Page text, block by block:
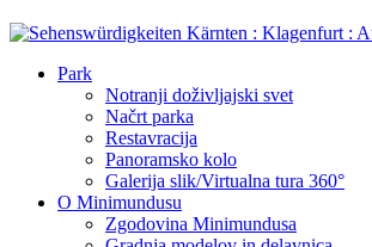
Park
Notranji doživljajski svet
Načrt parka
Restavracija
Panoramsko kolo
Galerija slik/Virtualna tura 360°
O Minimundusu
Zgodovina Minimundusa